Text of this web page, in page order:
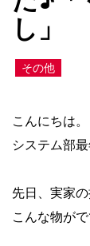
し」
その他
こんにちは。
システム部
先日、実家
こんな物が